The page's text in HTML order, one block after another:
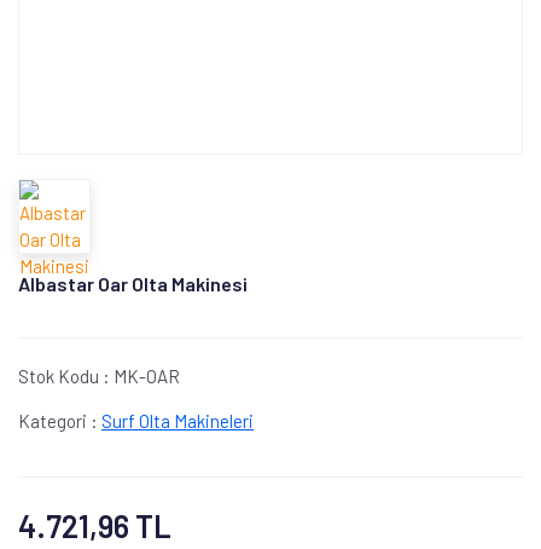
Albastar Oar Olta Makinesi
Stok Kodu : MK-OAR
Kategori : Surf Olta Makineleri
4.721,96 TL